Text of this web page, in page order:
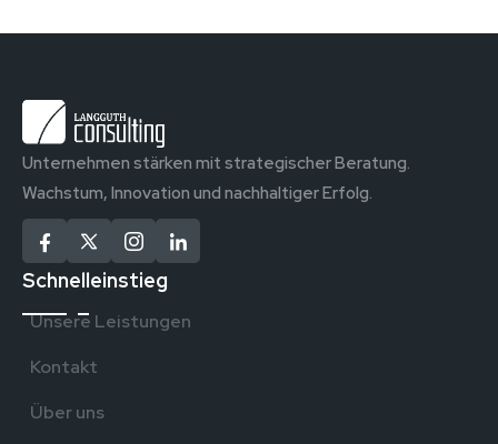
Unternehmen stärken mit strategischer Beratung.
Wachstum, Innovation und nachhaltiger Erfolg.
Schnelleinstieg
Unsere Leistungen
Kontakt
Über uns